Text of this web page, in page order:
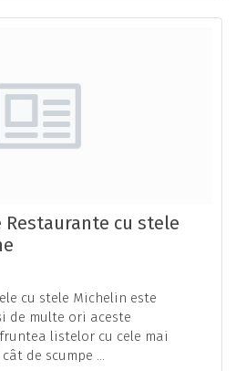
Restaurante cu stele
cu stele Michelin este
de multe ori aceste
listelor cu cele mai
de scumpe ...